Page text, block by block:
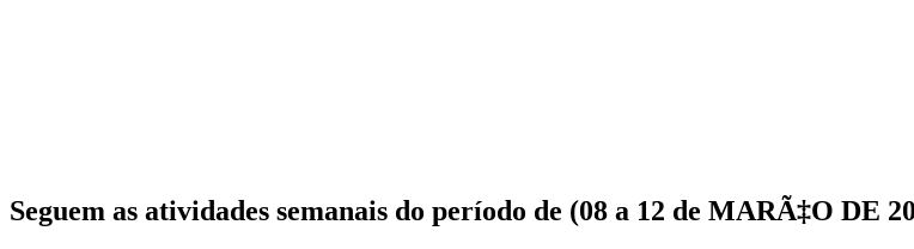
Seguem as atividades semanais do período de (08 a 12 de MARÃ‡O DE